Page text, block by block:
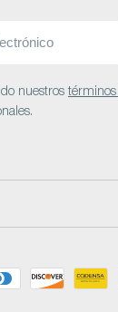
nuestrostérminos